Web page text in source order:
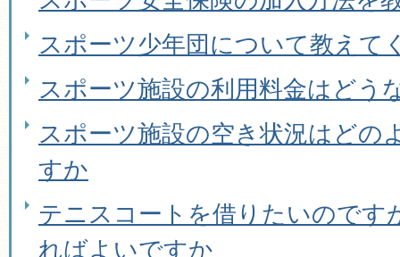
スポーツ少年団について教えて
スポーツ施設の利用料金はどう
スポーツ施設の空き状況はどの
すか
テニスコートを借りたいのです
ればよいですか